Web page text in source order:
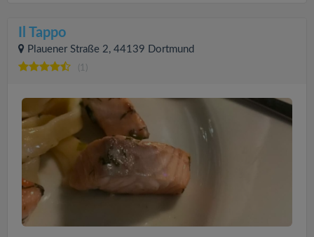
Il Tappo
Plauener Straße 2, 44139 Dortmund
(1)